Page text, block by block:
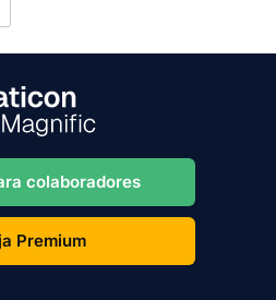
colaboradores
Premium